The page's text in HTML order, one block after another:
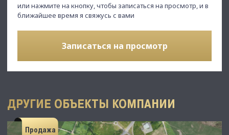
или нажмите на кнопку, чтобы записаться на просмотр, и в
ближайшее время я свяжусь с вами
Записаться на просмотр
ДРУГИЕ ОБЪЕКТЫ КОМПАНИИ
Продажа